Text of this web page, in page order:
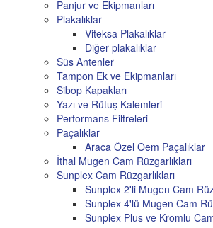
Panjur ve Ekipmanları
Plakalıklar
Viteksa Plakalıklar
Diğer plakalıklar
Süs Antenler
Tampon Ek ve Ekipmanları
Sibop Kapakları
Yazı ve Rütuş Kalemleri
Performans Filtreleri
Paçalıklar
Araca Özel Oem Paçalıklar
İthal Mugen Cam Rüzgarlıkları
Sunplex Cam Rüzgarlıkları
Sunplex 2'li Mugen Cam
Sunplex 4'lü Mugen Cam
Sunplex Plus ve Kromlu